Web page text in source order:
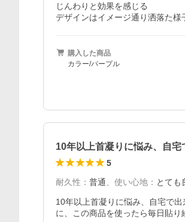
じんわりと効果を感じる
デザインはイメージ通り洒落た様
購入した商品
カラー/パープル
10年以上首凝りに悩み、自
5
耐久性 ： 普通 使い心地 ： とても
10年以上首凝りに悩み、自宅で
に、この商品を使ったら毎日貼